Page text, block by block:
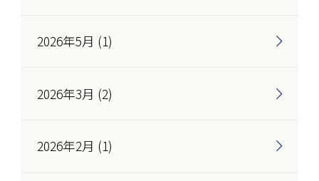
2026年5月 (1)
2026年3月 (2)
2026年2月 (1)